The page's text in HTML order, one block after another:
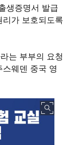
생증명서 발급
가 보호되도록
는 부부의 요청
웨덴 중국 영